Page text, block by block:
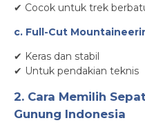
✔ Cocok untuk trek
c. Full-Cut
✔ Keras dan stabil
✔ Untuk pendakian teknis
2. Cara Memilih
Gunung Indonesia